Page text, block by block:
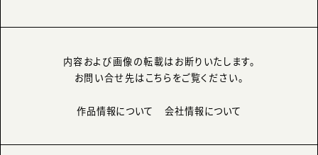
内容および画像の転載はお断りいたします。
お問い合せ先はこちらをご覧ください。
作品情報について 会社情報について